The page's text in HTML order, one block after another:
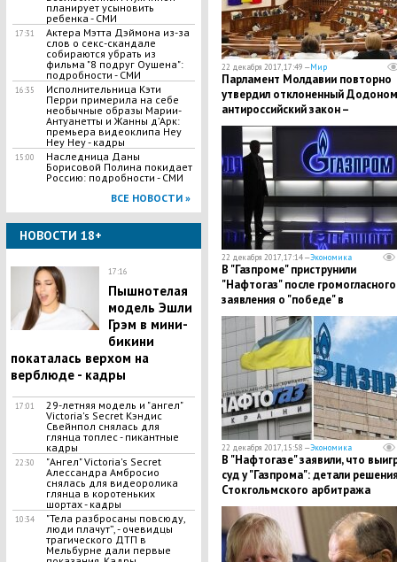
планирует усыновить
ребенка - СМИ
17:31
Актера Мэтта Дэймона из-за
слов о секс-скандале
собираются убрать из
фильма "8 подруг Оушена":
подробности - СМИ
16:35
Исполнительница Кэти
Перри примерила на себе
необычные образы Марии-
Антуанетты и Жанны д’Арк:
премьера видеоклипа Hey
Hey Hey - кадры
15:00
Наследница Даны
Борисовой Полина покидает
Россию: подробности - СМИ
ВСЕ НОВОСТИ »
НОВОСТИ 18+
17:16
Пышнотелая
модель Эшли
Грэм в мини-
бикини
покаталась верхом на
верблюде - кадры
17:01
29-летняя модель и "ангел"
Victoria's Secret Кэндис
Свейнпол снялась для
глянца топлес - пикантные
кадры
22:30
"Ангел" Victoria's Secret
Алессандра Амбросио
снялась для видеоролика
глянца в коротеньких
шортах - кадры
10:34
"Тела разбросаны повсюду,
люди плачут”, - очевидцы
трагического ДТП в
Мельбурне дали первые
22 декабря 2017, 17:49 —Мир
Парламент Молдавии повторно
утвердил отклоненный Додоном
антироссийский закон –
подробности
22 декабря 2017, 17:14 —Экономика
В "Газпроме" приструнили
"Нафтогаз" после громогласного
заявления о "победе" в
Стокгольмском арбитраже
22 декабря 2017, 15:58 —Экономика
В "Нафтогазе" заявили, что
суд у "Газпрома": детали
Стокгольмского арбитража